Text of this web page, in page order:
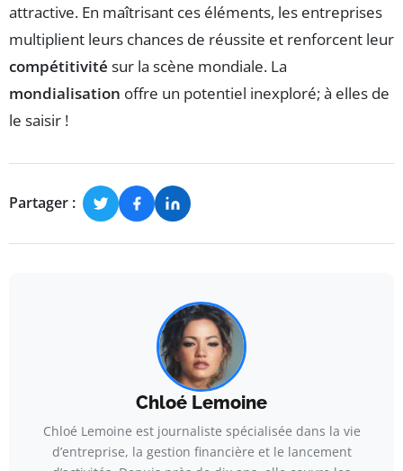
attractive. En maîtrisant ces éléments, les entreprises
multiplient leurs chances de réussite et renforcent leur
compétitivité sur la scène mondiale. La
mondialisation offre un potentiel inexploré; à elles de
le saisir !
Partager :
Chloé Lemoine
Chloé Lemoine est journaliste spécialisée dans la vie
d’entreprise, la gestion financière et le lancement